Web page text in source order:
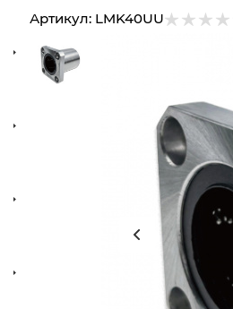
Артикул: LMK40UU